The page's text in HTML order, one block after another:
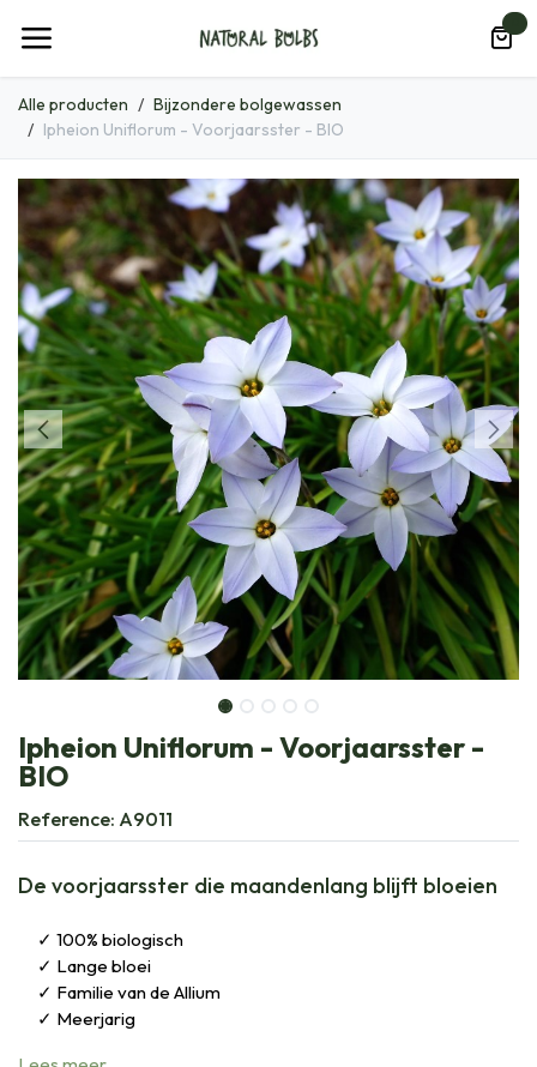
Alle producten
Bijzondere bolgewassen
Ipheion Uniflorum - Voorjaarsster - BIO
Ipheion Uniflorum - Voorjaarsster -
BIO
Reference: A9011
De voorjaarsster die maandenlang blijft bloeien
100% biologisch
Lange bloei
Familie van de Allium
Meerjarig